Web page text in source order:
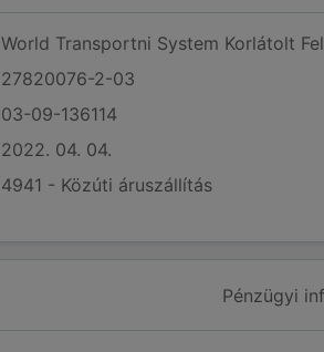
World Transportni System Korlátolt
27820076-2-03
03-09-136114
2022. 04. 04.
4941 - Közúti áruszállítás
Pénzügyi